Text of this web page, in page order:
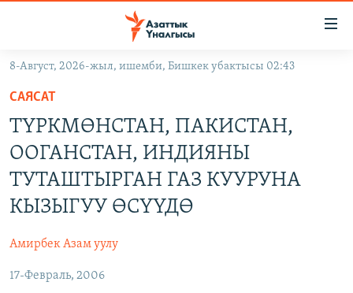
Навигацияга
өтүңүз
Издөөгө
салыңыз
САЯСАТ
ЭКОНОМИКА
ДҮЙНӨ
БОРБОР АЗИЯ
УКРАИНА
АТАЙЫН ИЛИКТӨӨ
БҮГҮН АЗАТТЫКТА
ЭКСПЕРТТЕР ТАЛДАЙТ
ПОДКАСТ
ӨЗГӨЧӨ ПИКИР
8-Август, 2026-жыл, ишемби, Бишкек убактысы 02:43
САЯСАТ
ТҮРКМӨНСТАН, ПАКИСТАН,
ООГАНСТАН, ИНДИЯНЫ
ТУТАШТЫРГАН ГАЗ КУУРУНА
КЫЗЫГУУ ӨСҮҮДӨ
Амирбек Азам уулу
17-Февраль, 2006